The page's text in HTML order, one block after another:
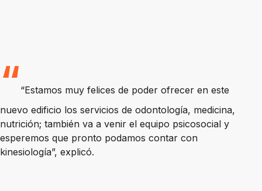
“Estamos muy felices de poder ofrecer en este
nuevo edificio los servicios de odontología, medicina,
nutrición; también va a venir el equipo psicosocial y
esperemos que pronto podamos contar con
kinesiología”, explicó.